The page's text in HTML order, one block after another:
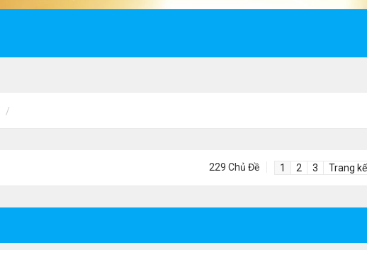
229 Chủ Đề 1 2 3 Trang